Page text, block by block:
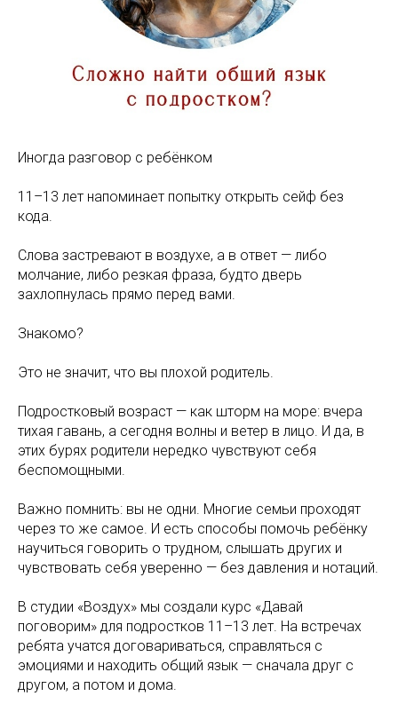
Иногда разговор с ребёнком
11–13 лет напоминает попытку открыть сейф без
кода.
Слова застревают в воздухе, а в ответ — либо
молчание, либо резкая фраза, будто дверь
захлопнулась прямо перед вами.
Знакомо?
Это не значит, что вы плохой родитель.
Подростковый возраст — как шторм на море: вчера
тихая гавань, а сегодня волны и ветер в лицо. И да, в
этих бурях родители нередко чувствуют себя
беспомощными.
Важно помнить: вы не одни. Многие семьи проходят
через то же самое. И есть способы помочь ребёнку
научиться говорить о трудном, слышать других и
чувствовать себя уверенно — без давления и нотаций.
В студии «Воздух» мы создали курс «Давай
поговорим» для подростков 11–13 лет. На встречах
ребята учатся договариваться, справляться с
эмоциями и находить общий язык — сначала друг с
другом, а потом и дома.